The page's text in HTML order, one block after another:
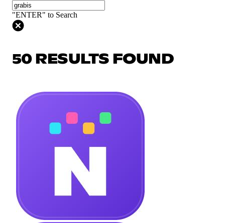
"ENTER" to Search
50 RESULTS FOUND